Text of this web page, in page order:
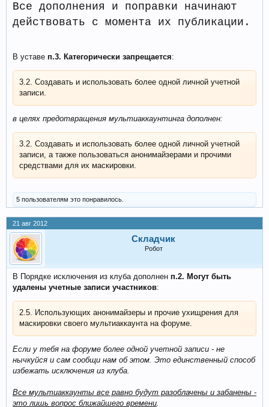
Все дополнения и поправки начинают
действовать с момента их публикации.
В уставе п.3. Категорически запрещается:
3.2. Создавать и использовать более одной личной учетной
записи.
в целях предотвращения мультиаккаунтинга дополнен:
3.2. Создавать и использовать более одной личной учетной
записи, а также пользоваться анонимайзерами и прочими
средствами для их маскировки.
5 пользователям это понравилось.
21 авг 2012
Складчик
Робот
В Порядке исключения из клуба дополнен п.2. Могут быть
удалены учетные записи участников:
2.5. Использующих анонимайзеры и прочие ухищрения для
маскировки своего мультиаккаунта на форуме.
Если у тебя на форуме более одной учетной записи - не
нычкуйся и сам сообщи нам об этом. Это единственный способ
избежать исключения из клуба.
Все мультиаккаунты все равно будут разоблачены и забанены -
это лишь вопрос ближайшего времени.